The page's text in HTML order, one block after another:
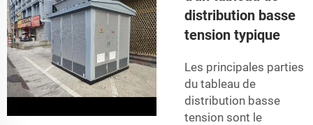
distribution basse
tension typique
Les principales parties
du tableau de
distribution basse
tension sont le